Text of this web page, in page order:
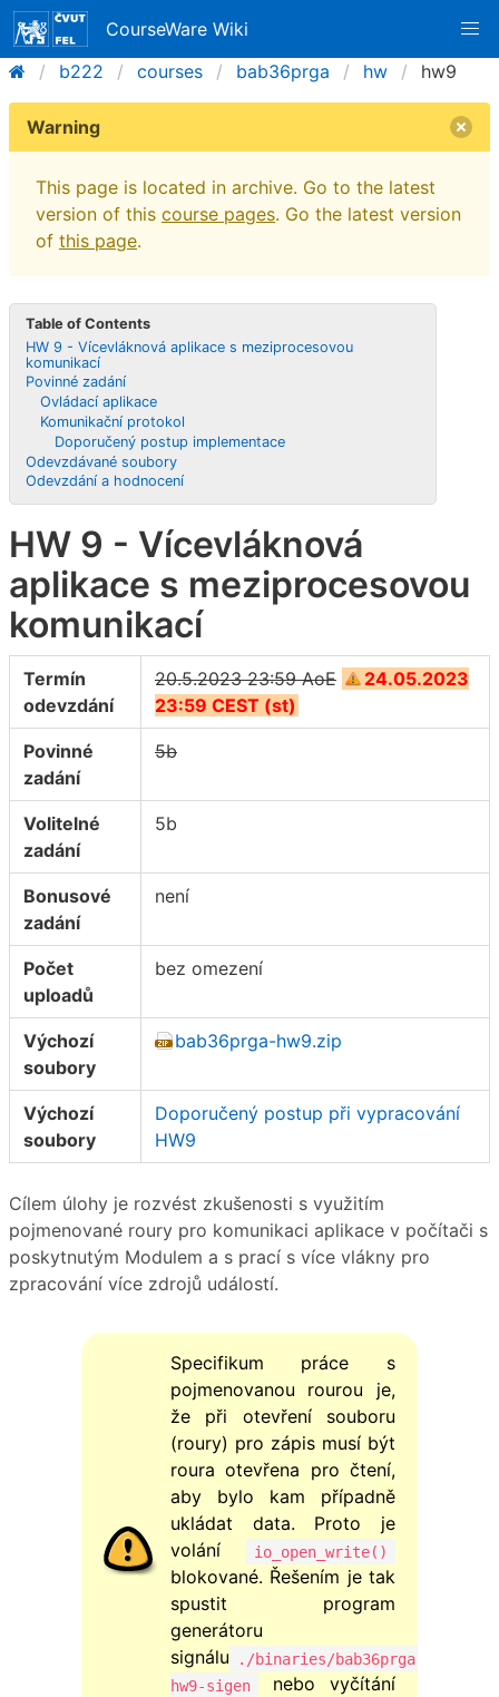
CourseWare Wiki
b222
courses bab36prga hw hw9
Warning
This page is located in archive. Go to the latest
version of this course pages. Go the latest version
of this page.
Table of Contents
HW 9 - Vícevláknová aplikace s meziprocesovou
komunikací
Povinné zadání
Ovládací aplikace
Komunikační protokol
Doporučený postup implementace
Odevzdávané soubory
Odevzdání a hodnocení
HW 9 - Vícevláknová
aplikace s meziprocesovou
komunikací
Termín
odevzdání
20.5.2023 23:59 AoE
24.05.2023
23:59 CEST (st)
Povinné
zadání
5b
Volitelné
zadání
5b
Bonusové
zadání
není
Počet
uploadů
bez omezení
Výchozí
soubory
bab36prga-hw9.zip
Výchozí
soubory
Doporučený postup při vypracování
HW9
Cílem úlohy je rozvést zkušenosti s využitím
pojmenované roury pro komunikaci aplikace v počítači s
poskytnutým Modulem a s prací s více vlákny pro
zpracování více zdrojů událostí.
Specifikum práce s
pojmenovanou rourou je,
že při otevření souboru
(roury) pro zápis musí být
roura otevřena pro čtení,
aby bylo kam případně
ukládat data. Proto je
volání
io_open_write()
blokované. Řešením je tak
spustit program
generátoru
signálu
./binaries/bab36prga-
hw9-sigen
nebo vyčítání